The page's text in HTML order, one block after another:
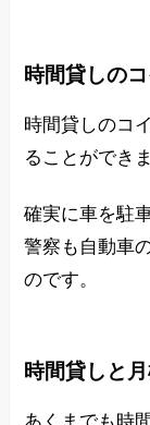
時間貸しの
時間貸しのコ
ることができ
確実に車を駐
警察も自動車
のです。
時間貸しと